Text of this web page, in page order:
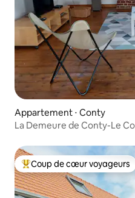
Appartement ⋅ Conty
La Demeure de Conty-Le
Coups de cœur voyageurs
Coup de cœur voyageurs